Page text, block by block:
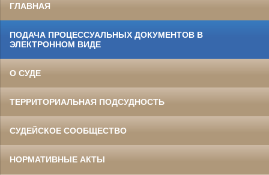
ГЛАВНАЯ
ПОДАЧА ПРОЦЕССУАЛЬНЫХ ДОКУМЕНТОВ В
ЭЛЕКТРОННОМ ВИДЕ
О СУДЕ
ТЕРРИТОРИАЛЬНАЯ ПОДСУДНОСТЬ
СУДЕЙСКОЕ СООБЩЕСТВО
НОРМАТИВНЫЕ АКТЫ